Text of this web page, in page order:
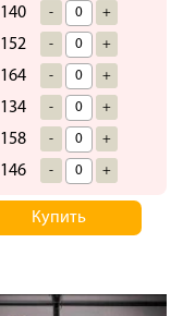
140 - +
152 - +
164 - +
134 - +
158 - +
146 - +
Купить